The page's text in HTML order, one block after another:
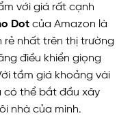
với giá rất cạnh
Dot của Amazon là
nhất trên thị trường
điều khiển giọng
tầm giá khoảng vài
có thể bắt đầu xây
nhà của mình.